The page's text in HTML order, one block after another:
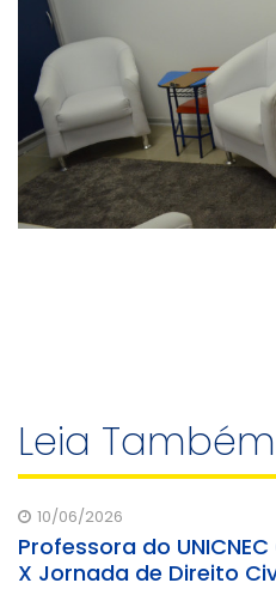
Leia Também
10/06/2026
Professora do
X Jornada de Direito